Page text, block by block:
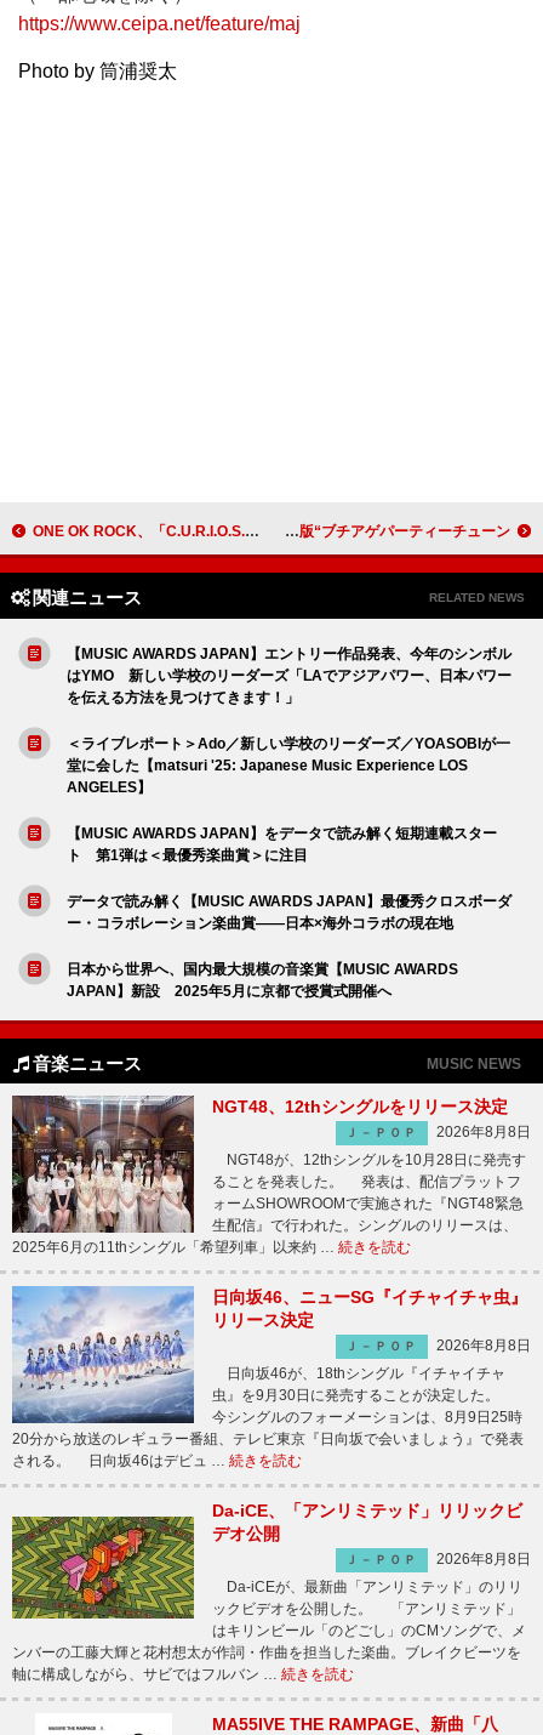
https://www.ceipa.net/feature/maj
Photo by 筒浦奨太
ONE OK ROCK、「C.U.R.I.O.S.I.T.Y. feat. Paledusk and CHICO CARLITO」のMV本日公開 SUPER EIGHT、新曲「ブチ★I GOT IT」配信開始 令和版“ブチアゲパーティーチューン”
関連ニュース RELATED NEWS
【MUSIC AWARDS JAPAN】エントリー作品発表、今年のシンボル
はYMO 新しい学校のリーダーズ「LAでアジアパワー、日本パワー
を伝える方法を見つけてきます！」
＜ライブレポート＞Ado／新しい学校のリーダーズ／YOASOBIが一
堂に会した【matsuri '25: Japanese Music Experience LOS
ANGELES】
【MUSIC AWARDS JAPAN】をデータで読み解く短期連載スター
ト 第1弾は＜最優秀楽曲賞＞に注目
データで読み解く【MUSIC AWARDS JAPAN】最優秀クロスボーダ
ー・コラボレーション楽曲賞――日本×海外コラボの現在地
日本から世界へ、国内最大規模の音楽賞【MUSIC AWARDS
JAPAN】新設 2025年5月に京都で授賞式開催へ
音楽ニュース MUSIC NEWS
NGT48、12thシングルをリリース決定
Ｊ－ＰＯＰ
2026年8月8日
NGT48が、12thシングルを10月28日に発売す
ることを発表した。 発表は、配信プラットフ
ォームSHOWROOMで実施された『NGT48緊急
生配信』で行われた。シングルのリリースは、
2025年6月の11thシングル「希望列車」以来約 … 続きを読む
日向坂46、ニューSG『イチャイチャ虫』
リリース決定
Ｊ－ＰＯＰ
2026年8月8日
日向坂46が、18thシングル『イチャイチャ
虫』を9月30日に発売することが決定した。
今シングルのフォーメーションは、8月9日25時
20分から放送のレギュラー番組、テレビ東京『日向坂で会いましょう』で発表
される。 日向坂46はデビュ … 続きを読む
Da-iCE、「アンリミテッド」リリックビ
デオ公開
Ｊ－ＰＯＰ
2026年8月8日
Da-iCEが、最新曲「アンリミテッド」のリリ
ックビデオを公開した。 「アンリミテッド」
はキリンビール「のどごし」のCMソングで、メ
ンバーの工藤大輝と花村想太が作詞・作曲を担当した楽曲。ブレイクビーツを
軸に構成しながら、サビではフルバン … 続きを読む
MA55IVE THE RAMPAGE、新曲「八